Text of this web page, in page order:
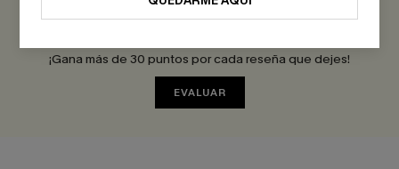
¡Gana más de 30 puntos por cada reseña que dejes!
EVALUAR